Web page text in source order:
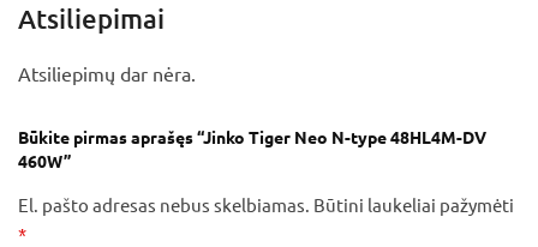
Atsiliepimai
Atsiliepimų dar nėra.
Būkite pirmas aprašęs “Jinko Tiger Neo N-type 48HL4M-DV
460W”
El. pašto adresas nebus skelbiamas. Būtini laukeliai pažymėti
*